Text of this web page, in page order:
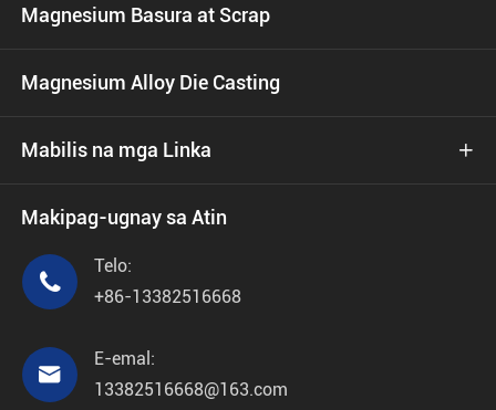
Magnesium Basura at Scrap
Magnesium Alloy Die Casting
Mabilis na mga Linka 
Makipag-ugnay sa Atin

Telo:
+86-13382516668

E-emal:
13382516668@163.com